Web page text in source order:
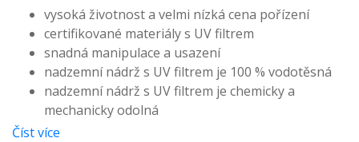
vysoká životnost a velmi nízká cena pořízení
certifikované materiály s UV filtrem
snadná manipulace a usazení
nadzemní nádrž s UV filtrem je 100 % vodotěsná
nadzemní nádrž s UV filtrem je chemicky a
mechanicky odolná
Číst více